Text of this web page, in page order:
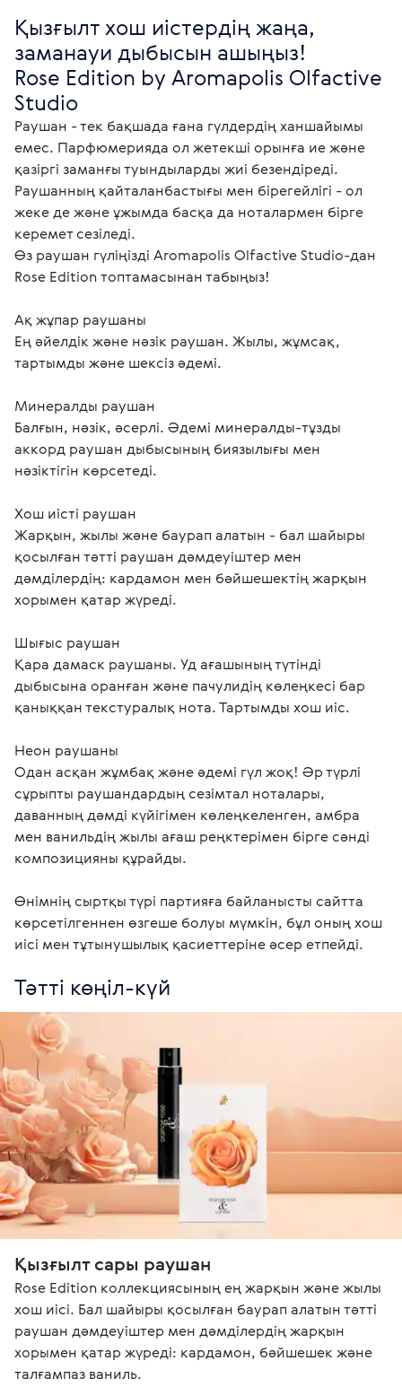
Қызғылт хош иістердің жаңа,
заманауи дыбысын ашыңыз!
Rose Edition by Aromapolis Olfactive
Studio
Раушан - тек бақшада ғана гүлдердің ханшайымы
емес. Парфюмерияда ол жетекші орынға ие және
қазіргі заманғы туындыларды жиі безендіреді.
Раушанның қайталанбастығы мен бірегейлігі - ол
жеке де және ұжымда басқа да ноталармен бірге
керемет сезіледі.
Өз раушан гүліңізді Aromapolis Olfactive Studio-дан
Rose Еdition топтамасынан табыңыз!
Ақ жұпар раушаны
Ең әйелдік және нәзік раушан. Жылы, жұмсақ,
тартымды және шексіз әдемі.
Минералды раушан
Балғын, нәзік, әсерлі. Әдемі минералды-тұзды
аккорд раушан дыбысының биязылығы мен
нәзіктігін көрсетеді.
Хош иісті раушан
Жарқын, жылы және баурап алатын - бал шайыры
қосылған тәтті раушан дәмдеуіштер мен
дәмділердің: кардамон мен бәйшешектің жарқын
хорымен қатар жүреді.
Шығыс раушан
Қара дамаск раушаны. Уд ағашының түтінді
дыбысына оранған және пачулидің көлеңкесі бар
қаныққан текстуралық нота. Тартымды хош иіс.
Неон раушаны
Одан асқан жұмбақ және әдемі гүл жоқ! Әр түрлі
сұрыпты раушандардың сезімтал ноталары,
даванның дәмді күйігімен көлеңкеленген, амбра
мен ванильдің жылы ағаш реңктерімен бірге сәнді
композицияны құрайды.
Өнімнің сыртқы түрі партияға байланысты сайтта
көрсетілгеннен өзгеше болуы мүмкін, бұл оның хош
иісі мен тұтынушылық қасиеттеріне әсер етпейді.
Тәтті көңіл-күй
Қызғылт сары раушан
Rose Еdition коллекциясының ең жарқын және жылы
хош иісі. Бал шайыры қосылған баурап алатын тәтті
раушан дәмдеуіштер мен дәмділердің жарқын
хорымен қатар жүреді: кардамон, бәйшешек және
талғампаз ваниль.